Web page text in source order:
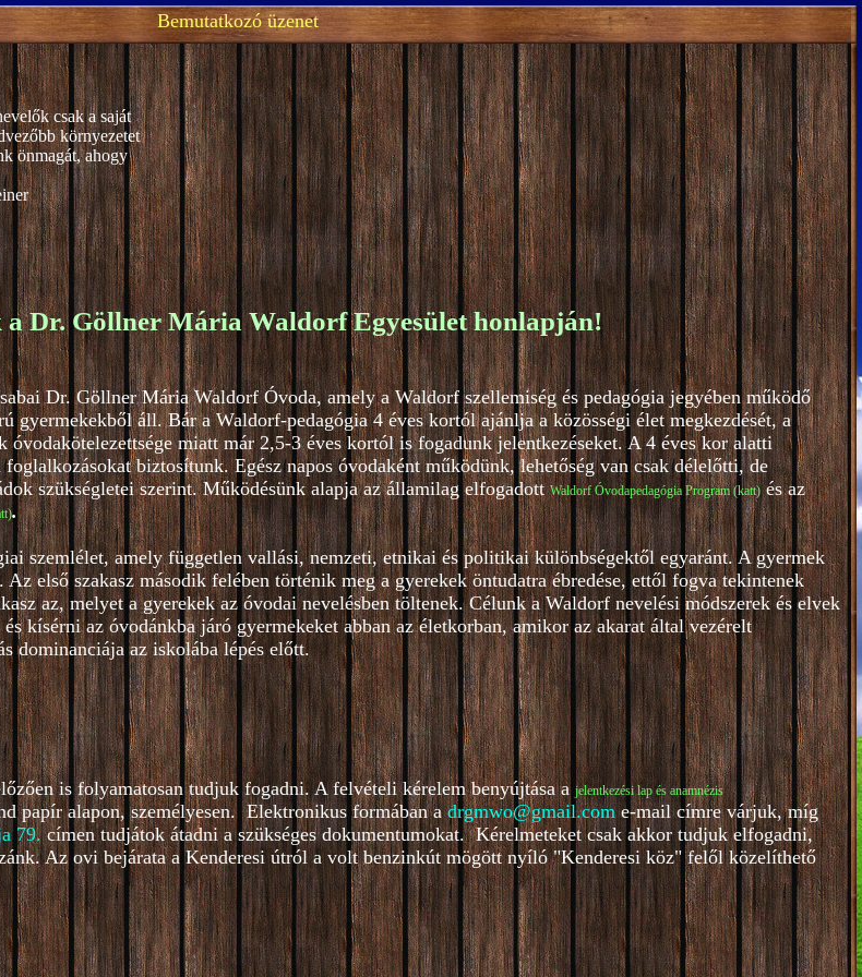
Bemutatkozó üzenet
csak a saját
környezetet
önmagát, ahogy
a Dr. Göllner Mária Waldorf Egyesület honlapján!
Dr. Göllner Mária Waldorf Óvoda, amely a Waldorf szellemiség és pedagógia jegyében működő
gyermekekből áll. Bár a Waldorf-pedagógia 4 éves kortól ajánlja a közösségi élet megkezdését, a
óvodakötelezettsége miatt már 2,5-3 éves kortól is fogadunk jelentkezéseket. A 4 éves kor alatti
biztosítunk. Egész napos óvodaként működünk, lehetőség van csak délelőtti, de
szükségletei szerint. Működésünk alapja az államilag elfogadott Waldorf Óvodapedagógia Program (katt) és az
.
szemlélet, amely független vallási, nemzeti, etnikai és politikai különbségektől egyaránt. A gyermek
első szakasz második felében történik meg a gyerekek öntudatra ébredése, ettől fogva tekintenek
az, melyet a gyerekek az óvodai nevelésben töltenek. Célunk a Waldorf nevelési módszerek és elvek
kísérni az óvodánkba járó gyermekeket abban az életkorban, amikor az akarat által vezérelt
dominanciája az iskolába lépés előtt.
is folyamatosan tudjuk fogadni. A felvételi kérelem benyújtása a jelentkezési lap és anamnézis
papír alapon, személyesen. Elektronikus formában adrgmwo@gmail.come-mail címre várjuk, míg
79.címen tudjátok átadni a szükséges dokumentumokat. Kérelmeteket csak akkor tudjuk elfogadni,
Az ovi bejárata a Kenderesi útról a volt benzinkút mögött nyíló "Kenderesi köz" felől közelíthető